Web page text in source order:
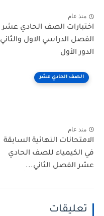
منذ عام
اختبارات الصف الحادي عشر
الفصل الدراسي الاول والثاني
الدور الأول
الصف الحادي عشر
منذ عام
الامتحانات النهائية السابقة
في الكيمياء للصف الحادي
عشر الفصل الثاني...
تعليقات